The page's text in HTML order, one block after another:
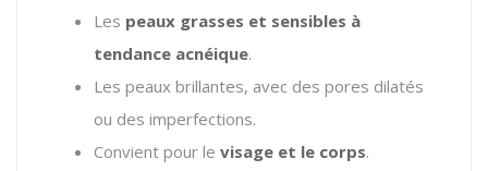
Les peaux grasses et sensibles à
tendance acnéique.
Les peaux brillantes, avec des pores dilatés
ou des imperfections.
Convient pour le visage et le corps.